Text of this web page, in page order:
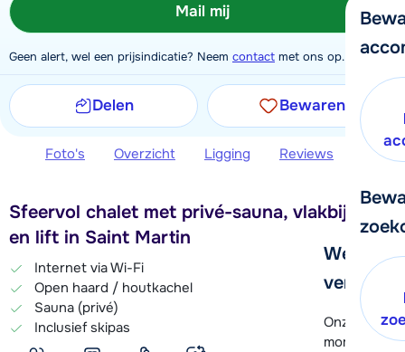
We
verder!
Onze
moment
Mail mij
Geen alert, wel een prijsindicatie? Neem contact met ons op.
Delen Bewaren
Foto's Overzicht Ligging Reviews
Sfeervol chalet met privé-sauna, vlakbij piste
en lift in Saint Martin
Internet via Wi-Fi
Open haard / houtkachel
Sauna (privé)
Inclusief skipas